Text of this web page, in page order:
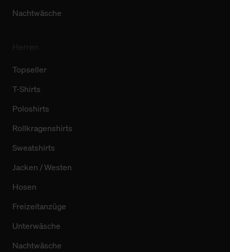
Nachtwäsche
Topseller
T-Shirts
Poloshirts
Rollkragenshirts
Sweatshirts
Jacken / Westen
Hosen
Freizeitanzüge
Unterwäsche
Nachtwäsche